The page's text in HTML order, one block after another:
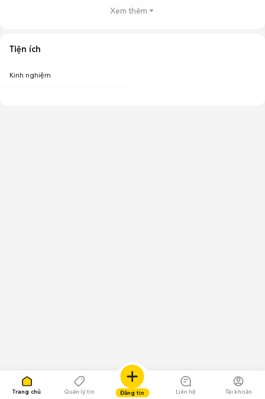
Trang chủ Quản lý tin Đăng tin Liên hệ Tài khoản
Xem thêm
Tiện ích
Kinh nghiệm